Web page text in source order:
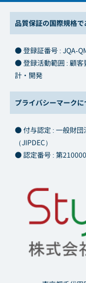
品質保証の国際規格
● 登録証番号 : JQA-
● 登録活動範囲 : 顧客
計・開発
プライバシーマークに
● 付与認定 : 一般財団
（JIPDEC）
● 認定番号 : 第